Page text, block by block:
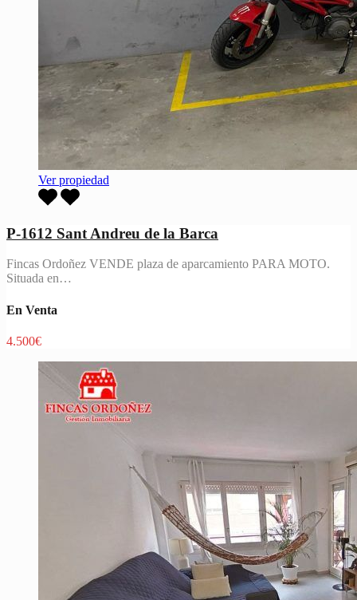
Ver propiedad
P-1612 Sant Andreu de la Barca
Fincas Ordoñez VENDE plaza de aparcamiento PARA MOTO.
Situada en…
En Venta
4.500€